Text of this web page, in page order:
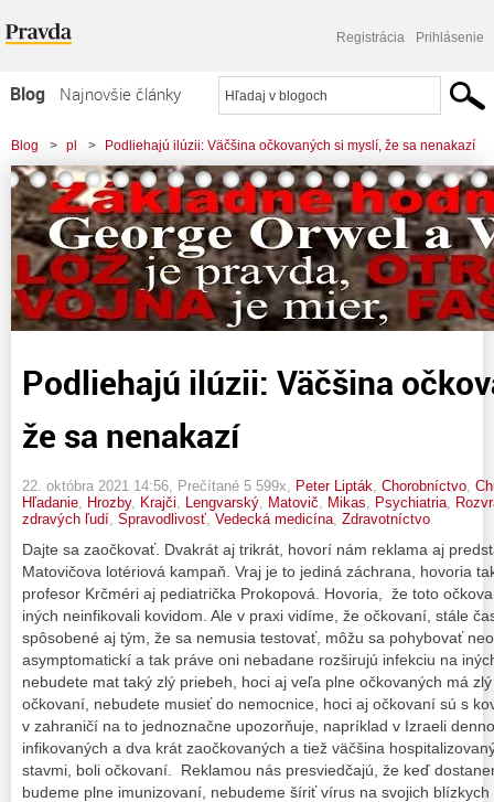
Registrácia Prihlásenie
Blog
Najnovšie články
Najčítanejšie články
Najkomentovanejšie články
Zoznam blogov
Komerčné blogy
Blog > pl > Podliehajú ilúzii: Väčšina očkovaných si myslí, že sa nenakazí
Podliehajú ilúzii: Väčšina
že sa nenakazí
22. októbra 2021 14:56 , Prečítané 5 599x, Peter Lipták Chorobníctvo
Hľadanie Hrozby, Krajči Lengvarský Matovič Mikas Psychiatria
zdravých ľudí Spravodlivosť Vedecká medicína Zdravotníctvo
Dajte sa zaočkovať. Dvakrát aj trikrát, hovorí nám reklama aj
Matovičova lotériová kampaň. Vraj je to jediná záchrana, hovoria
profesor Krčméri aj pediatrička Prokopová. Hovoria, že toto
iných neinfikovali kovidom. Ale v praxi vidíme, že očkovaní, stále
spôsobené aj tým, že sa nemusia testovať, môžu sa pohybovať
asymptomatickí a tak práve oni nebadane rozširujú infekciu na
nebudete mat taký zlý priebeh, hoci aj veľa plne očkovaných má
očkovaní, nebudete musieť do nemocnice, hoci aj očkovaní sú s
v zahraničí na to jednoznačne upozorňuje, napríklad v Izraeli
infikovaných a dva krát zaočkovaných a tiež väčšina
stavmi, boli očkovaní. Reklamou nás presviedčajú, že keď
budeme plne imunizovaní, nebudeme šíriť vírus na svojich